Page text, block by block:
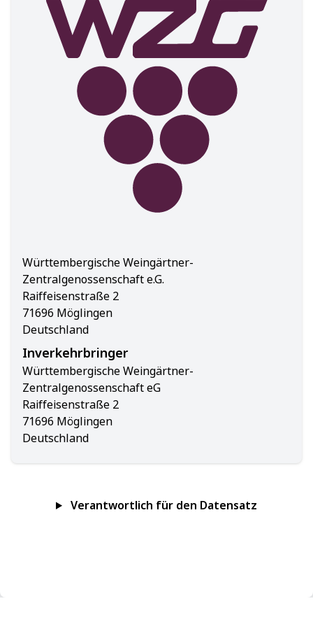
Württembergische Weingärtner-
Zentralgenossenschaft e.G.
Raiffeisenstraße 2
71696 Möglingen
Deutschland
Inverkehrbringer
Württembergische Weingärtner-
Zentralgenossenschaft eG
Raiffeisenstraße 2
71696 Möglingen
Deutschland
Verantwortlich für den Datensatz